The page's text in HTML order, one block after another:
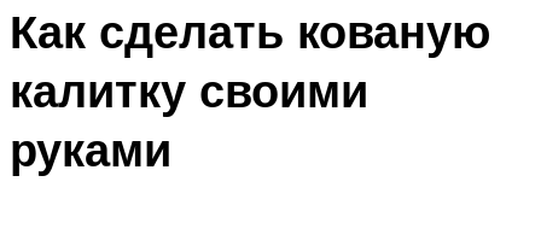
Как сделать кованую
калитку своими
руками